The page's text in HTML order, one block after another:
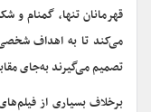
قهرمانان تنها، گمنام و
می‌کند تا به اهداف شخصی
تصمیم می‌گیرند به‌جای
برخلاف بسیاری از